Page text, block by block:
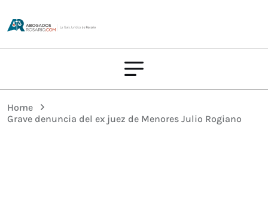
Home
Grave denuncia del ex juez de Menores Julio Rogiano